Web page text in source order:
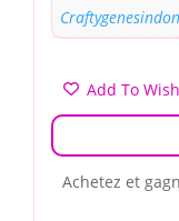
Add To
Achetez et